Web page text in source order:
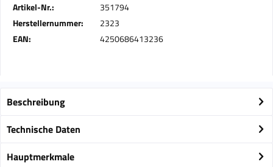
Artikel-Nr.:
351794
Herstellernummer:
2323
EAN:
4250686413236
Beschreibung
Technische Daten
Hauptmerkmale